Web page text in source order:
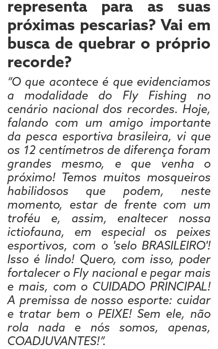
representa para as suas
próximas pescarias? Vai em
busca de quebrar o próprio
recorde?
“O que acontece é que evidenciamos
a modalidade do Fly Fishing no
cenário nacional dos recordes. Hoje,
falando com um amigo importante
da pesca esportiva brasileira, vi que
os 12 centímetros de diferença foram
grandes mesmo, e que venha o
próximo! Temos muitos mosqueiros
habilidosos que podem, neste
momento, estar de frente com um
troféu e, assim, enaltecer nossa
ictiofauna, em especial os peixes
esportivos, com o 'selo BRASILEIRO'!
Isso é lindo! Quero, com isso, poder
fortalecer o Fly nacional e pegar mais
e mais, com o CUIDADO PRINCIPAL!
A premissa de nosso esporte: cuidar
e tratar bem o PEIXE! Sem ele, não
rola nada e nós somos, apenas,
COADJUVANTES!”.